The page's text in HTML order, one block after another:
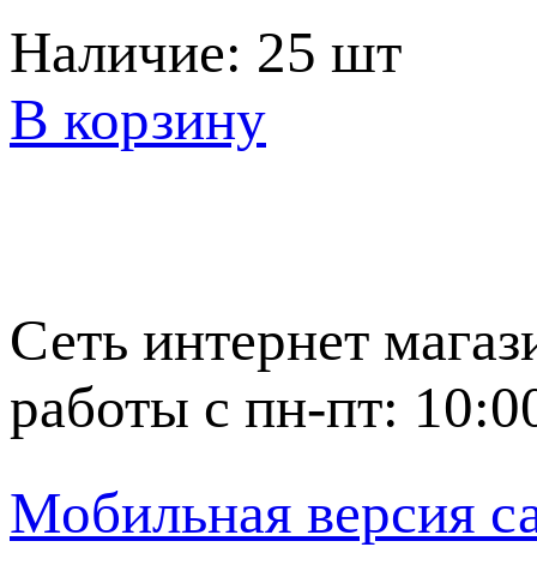
Наличие: 25 шт
В корзину
Сеть интернет
работы с пн-пт:
Мобильная версия